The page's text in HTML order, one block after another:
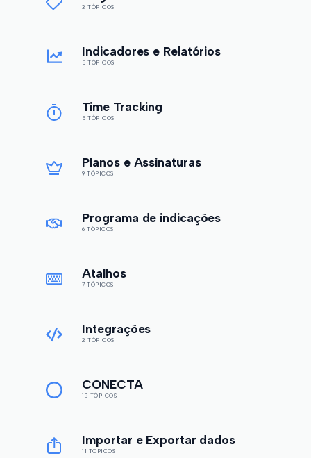
3 TÓPICOS
Indicadores e Relatórios
5 TÓPICOS
Time Tracking
5 TÓPICOS
Planos e Assinaturas
9 TÓPICOS
Programa de indicações
6 TÓPICOS
Atalhos
7 TÓPICOS
Integrações
2 TÓPICOS
CONECTA
13 TÓPICOS
Importar e Exportar dados
11 TÓPICOS